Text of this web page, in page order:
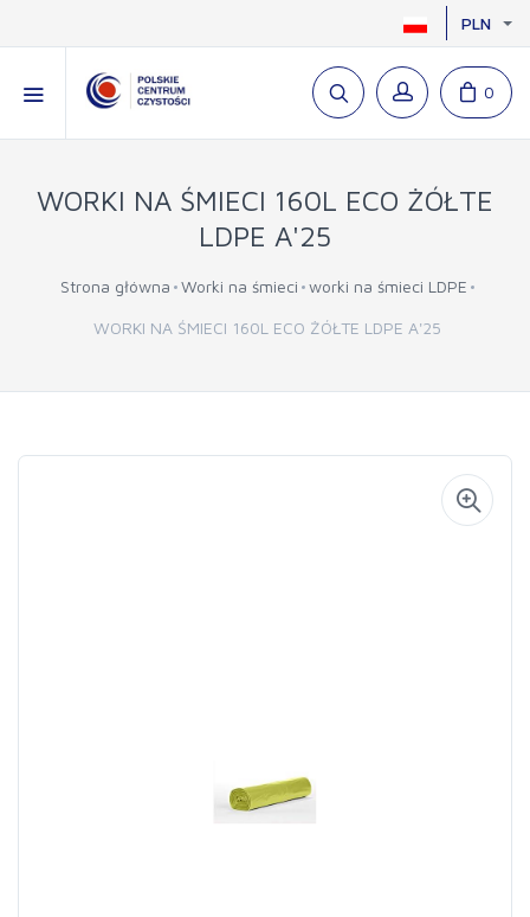
PLN
0
WORKI NA ŚMIECI 160L ECO ŻÓŁTE
LDPE A'25
Strona główna Worki na śmieci worki na śmieci LDPE
WORKI NA ŚMIECI 160L ECO ŻÓŁTE LDPE A'25